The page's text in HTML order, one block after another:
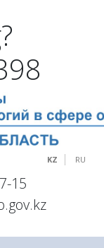
KZ RU
15